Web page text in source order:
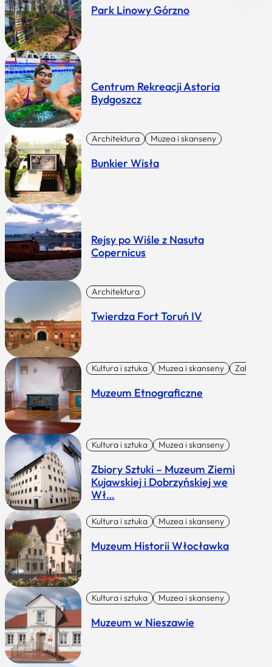
Park Linowy Górzno
Centrum Rekreacji Astoria
Bydgoszcz
Architektura Muzea i skanseny
Bunkier Wisła
Rejsy po Wiśle z Nasuta
Copernicus
Architektura
Twierdza Fort Toruń IV
Kultura i sztuka Muzea i skanseny Zabytki I
Muzeum Etnograficzne
Kultura i sztuka Muzea i skanseny
Zbiory Sztuki – Muzeum Ziemi
Kujawskiej i Dobrzyńskiej we
Wł…
Kultura i sztuka Muzea i skanseny
Muzeum Historii Włocławka
Kultura i sztuka Muzea i skanseny
Muzeum w Nieszawie